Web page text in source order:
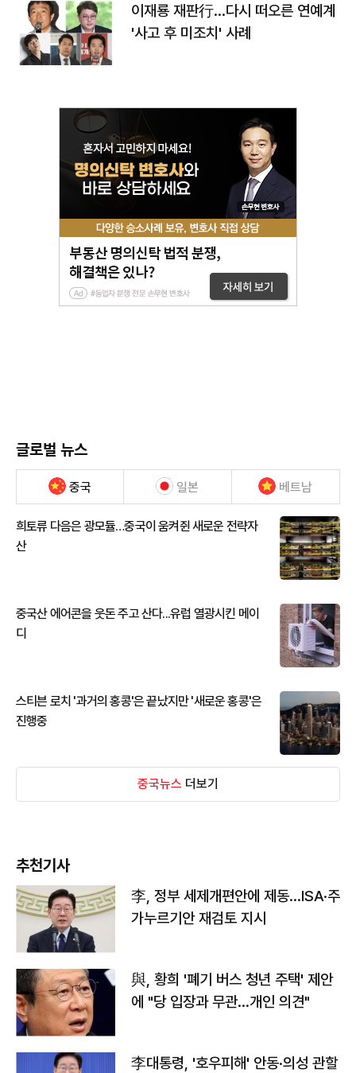
이재룡 재판行…다시 떠오른 연예계
'사고 후 미조치' 사례
글로벌 뉴스
중국 일본 베트남
희토류 다음은 광모듈…중국이 움켜쥔 새로운 전략자
산
중국산 에어콘을 웃돈 주고 산다...유럽 열광시킨 메이
디
스티븐 로치 '과거의 홍콩'은 끝났지만 '새로운 홍콩'은
진행중
중국뉴스 더보기
추천기사
李, 정부 세제개편안에 제동…ISA·주
가누르기안 재검토 지시
與, 황희 '폐기 버스 청년 주택' 제안
에 "당 입장과 무관…개인 의견"
李대통령, '호우피해' 안동·의성 관할